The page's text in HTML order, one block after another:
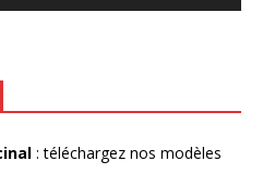
: téléchargez nos modèles